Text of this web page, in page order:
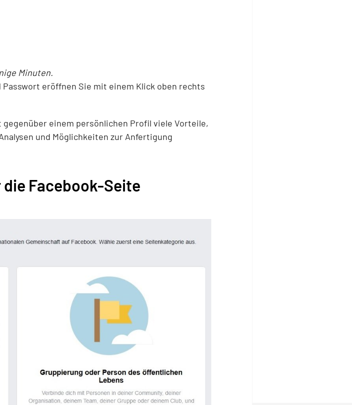
Minuten.
eröffnen Sie mit einem Klick oben rechts
einem persönlichen Profil viele Vorteile,
und Möglichkeiten zur Anfertigung
Facebook-Seite